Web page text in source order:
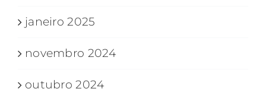
janeiro 2025
novembro 2024
outubro 2024